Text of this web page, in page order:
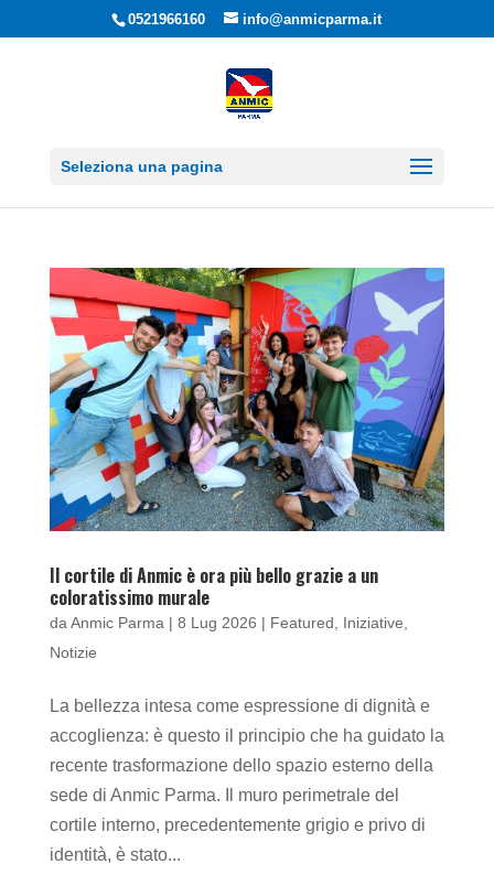
0521966160 info@anmicparma.it
Seleziona una pagina
Il cortile di Anmic è ora più bello grazie a un
coloratissimo murale
da Anmic Parma | 8 Lug 2026 | Featured Iniziative
Notizie
La bellezza intesa come espressione di dignità e
accoglienza: è questo il principio che ha guidato la
recente trasformazione dello spazio esterno della
sede di Anmic Parma. Il muro perimetrale del
cortile interno, precedentemente grigio e privo di
identità, è stato...